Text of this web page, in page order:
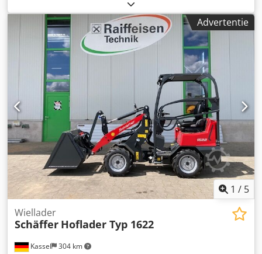
Advertentie
1 / 5
Kassel 304 km
Wiellader
Schäffer Hoflader Typ 1622